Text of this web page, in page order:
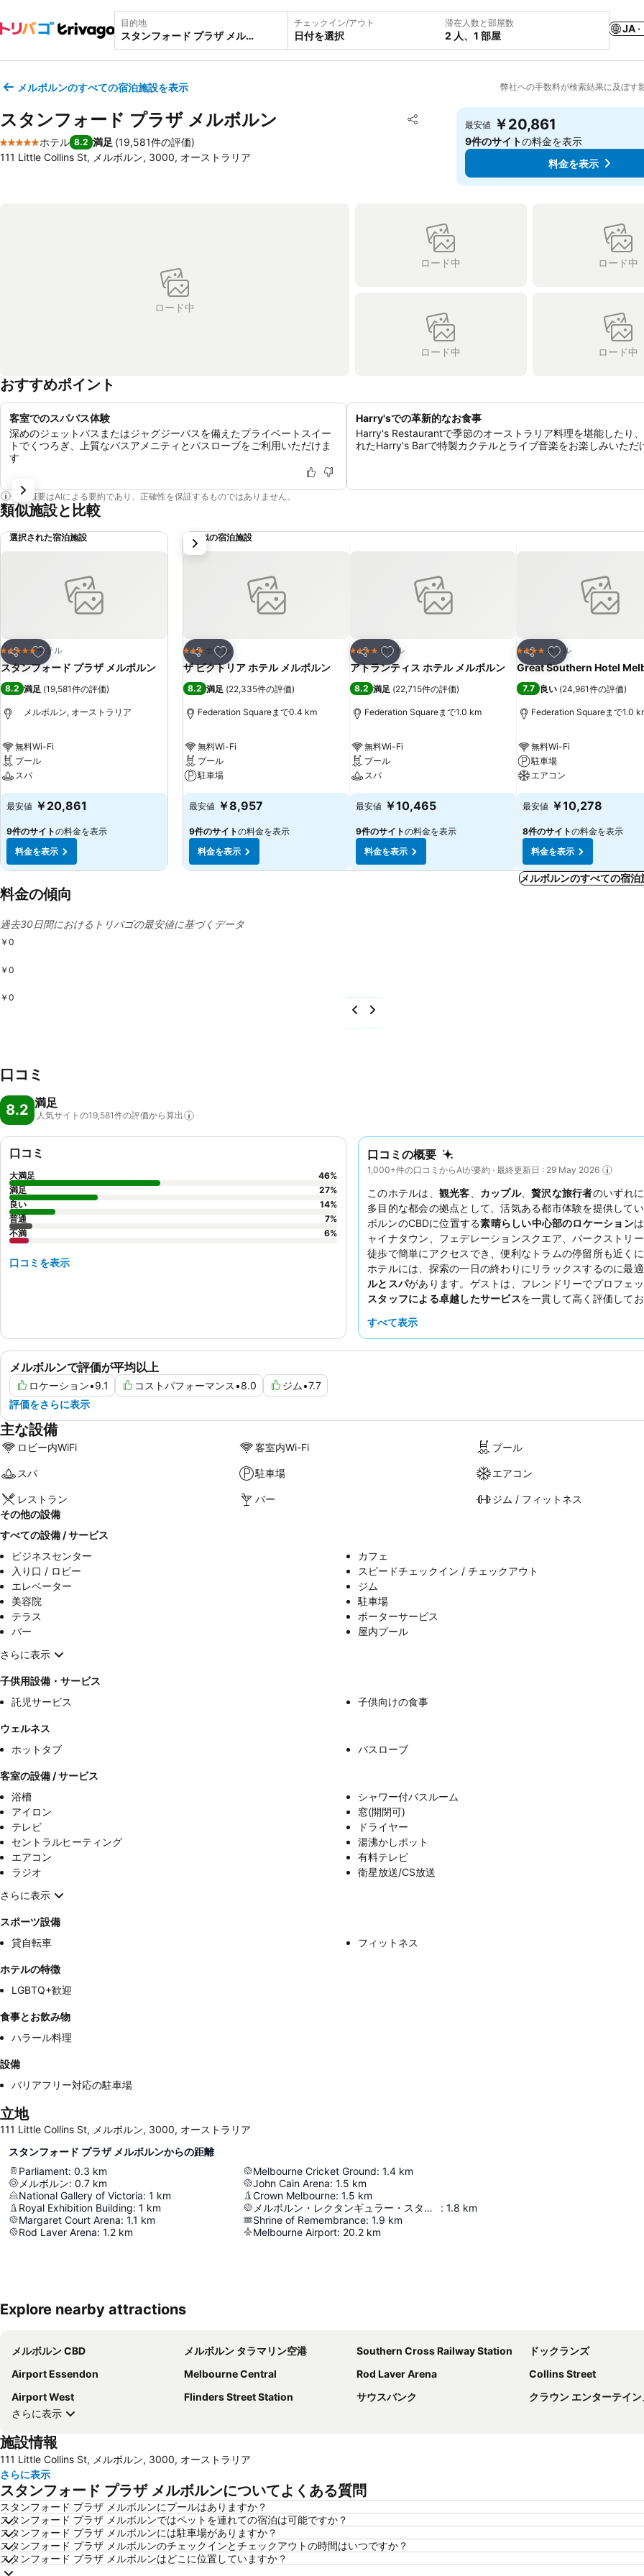
目的地 チェックイン/アウト
日付を選択
滞在人数と部屋数
2 人、1 部屋
JA ·
メルボルンのすべての宿泊施設を表示 弊社への手数料が検索結果に及ぼす
スタンフォード プラザ メルボルン シェア
お気に入りに追加
5 ホテルのランク
ホテル 8.2 満足 (19,581件の評価)
111 Little Collins St, メルボルン, 3000, オーストラリア
最安値 ￥20,861
9件のサイトの料金を表示
料金を表示
ロード中
ロード中 ロード中
ロード中 ロード中
おすすめポイント
客室でのスパバス体験
深めのジェットバスまたはジャグジーバスを備えたプライベートスイー
トでくつろぎ、上質なバスアメニティとバスローブをご利用いただけま
す
Harry'sでの革新的なお食事
Harry's Restaurantで季節のオーストラリア料理を堪能したり
れたHarry's Barで特製カクテルとライブ音楽をお楽しみいただ
この概要はAIによる要約であり、正確性を保証するものではありません。
類似施設と比較
選択された宿泊施設
シェア
お気に入りに追加
5 ホテルのランク
ホテル
スタンフォード プラザ メルボルン
8.2 満足 (19,581件の評価)
メルボルン, オーストラリア
無料Wi-Fi
プール
スパ
最安値 ￥20,861
9件のサイトの料金を表示
料金を表示
類似の宿泊施設
シェア
お気に入りに追加
3 ホテルのランク
ホテル
ザ ビクトリア ホテル メルボルン
8.2 満足 (22,335件の評価)
Federation Squareまで0.4 km
無料Wi-Fi
プール
駐車場
最安値 ￥8,957
9件のサイトの料金を表示
料金を表示
シェア
お気に入りに追加
4 ホテルのランク
ホテル
アトランティス ホテル メルボルン
8.2 満足 (22,715件の評価)
Federation Squareまで1.0 km
無料Wi-Fi
プール
スパ
最安値 ￥10,465
9件のサイトの料金を表示
料金を表示
シェア
お気に入りに追加
4 ホテルのランク
ホテル
Great Southern Hotel
7.7 良い (24,961件の評価)
Federation Squareまで1.0
無料Wi-Fi
駐車場
エアコン
最安値 ￥10,278
8件のサイトの料金を表示
料金を表示
次
メルボルンのすべての宿泊
料金の傾向
過去30日間におけるトリバゴの最安値に基づくデータ
￥0
￥0
￥0
口コミ
8.2 満足
人気サイトの19,581件の評価から算出
口コミの概要
1,000+件の口コミからAIが要約 · 最終更新日 : 29 May 2026
このホテルは、 観光客 カップル、贅沢な旅行者のいずれ
多目的な都会の拠点として、活気ある都市体験を提供して
ボルンのCBDに位置する素晴らしい中心部のロケーション
ャイナタウン、フェデレーションスクエア、バークストリ
徒歩で簡単にアクセスでき、便利なトラムの停留所も近くに
ホテルには、探索の一日の終わりにリラックスするのに最
ルとスパがあります。ゲストは、フレンドリーでプロフェ
スタッフによる卓越したサービスを一貫して高く評価して
います。本当に豪華で広々とした滞在を希望する場合は、独
すべて表示
メルボルンで評価が平均以上
ロケーション•9.1 コストパフォーマンス•8.0 ジム•7.7
評価をさらに表示
口コミ
大満足 46%
満足
27%
良い
14%
普通
7%
不満
6%
口コミを表示
主な設備
ロビー内WiFi 客室内Wi-Fi プール
スパ 駐車場 エアコン
レストラン バー
ジム / フィットネス
その他の設備
すべての設備 / サービス
ビジネスセンター
カフェ
入り口 / ロビー
スピードチェックイン / チェックアウト
エレベーター
ジム
美容院
駐車場
テラス
ポーターサービス
バー
屋内プール
さらに表示
子供用設備・サービス
託児サービス
子供向けの食事
ウェルネス
ホットタブ
バスローブ
客室の設備 / サービス
浴槽
シャワー付バスルーム
アイロン
窓(開閉可)
テレビ
ドライヤー
セントラルヒーティング
湯沸かしポット
エアコン
有料テレビ
ラジオ
衛星放送/CS放送
さらに表示
スポーツ設備
貸自転車
フィットネス
ホテルの特徴
LGBTQ+歓迎
食事とお飲み物
ハラール料理
設備
バリアフリー対応の駐車場
立地
111 Little Collins St, メルボルン, 3000, オーストラリア
スタンフォード プラザ メルボルンからの距離
Parliament: 0.3 km
メルボルン: 0.7 km
National Gallery of Victoria: 1 km
Royal Exhibition Building: 1 km
Margaret Court Arena: 1.1 km
Rod Laver Arena: 1.2 km
Melbourne Cricket Ground: 1.4 km
John Cain Arena: 1.5 km
Crown Melbourne: 1.5 km
メルボルン・レクタンギュラー・スタジアム
: 1.8 km
Shrine of Remembrance: 1.9 km
Melbourne Airport: 20.2 km
Explore nearby attractions
メルボルン CBD メルボルン タラマリン空港 Southern Cross Railway Station
ドックランズ
Airport Essendon
Melbourne Central Rod Laver Arena
Collins Street
Airport West
Flinders Street Station サウスバンク
クラウン エンターテインメント コンプレックス
さらに表示
施設情報
111 Little Collins St, メルボルン, 3000, オーストラリア
さらに表示
スタンフォード プラザ メルボルンについてよくある質問
スタンフォード プラザ メルボルンにプールはありますか？
スタンフォード プラザ メルボルンではペットを連れての宿泊は可能ですか？
スタンフォード プラザ メルボルンには駐車場がありますか？
スタンフォード プラザ メルボルンのチェックインとチェックアウトの時間はいつですか？
スタンフォード プラザ メルボルンはどこに位置していますか？